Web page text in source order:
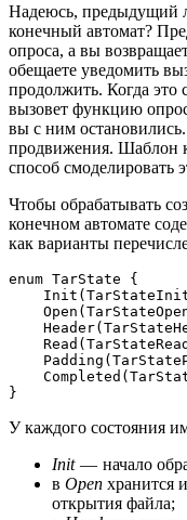
Надеюсь, предыдущий
конечный автомат?
опроса, а вы
обещаете уведомить
продолжить. Когда это
вызовет функцию
вы с ним
продвижения. Шаблон
способ смоделировать
Чтобы обрабатывать
конечном автомате
как варианты
enum TarState {
}
У каждого состояния
Init— начало
в Open хранится
открытия файла;